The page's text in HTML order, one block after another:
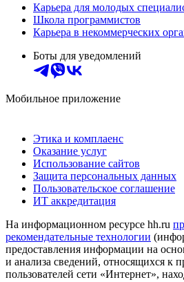
Карьера для молодых
Школа программистов
Карьера в некоммерческих
Боты для уведомлений
Мобильное приложение
Этика и комплаенс
Оказание услуг
Использование сайтов
Защита персональных данных
Пользовательское соглашение
ИТ аккредитация
На информационном ресурсе hh.ru
рекомендательные технологии
предоставления информации на
и анализа сведений, относящихся к
пользователей сети «Интернет»,